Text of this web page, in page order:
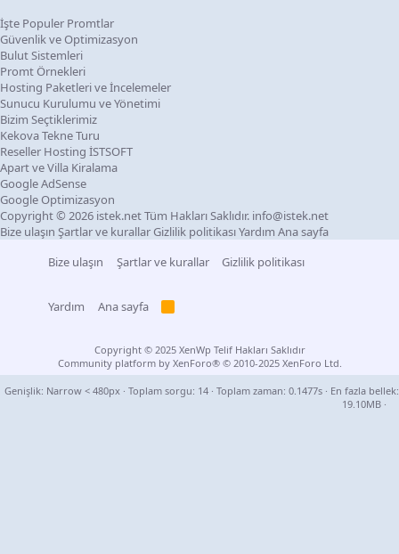
İşte Populer Promtlar
Güvenlik ve Optimizasyon
Bulut Sistemleri
Promt Örnekleri
Hosting Paketleri ve İncelemeler
Sunucu Kurulumu ve Yönetimi
Bizim Seçtiklerimiz
Kekova Tekne Turu
Reseller Hosting İSTSOFT
Apart ve Villa Kiralama
Google AdSense
Google Optimizasyon
Copyright © 2026 istek.net Tüm Hakları Saklıdır. info@istek.net
Bize ulaşın Şartlar ve kurallar Gizlilik politikasıYardım Ana sayfa
Bize ulaşın
Şartlar ve kurallar Gizlilik politikası
Yardım Ana sayfa
R
Copyright © 2025 XenWp Telif Hakları Saklıdır
Community platform by XenForo® © 2010-2025 XenForo Ltd.
Genişlik Toplam sorgu 14 Toplam zaman 0.1477s
En fazla bellek
19.10MB